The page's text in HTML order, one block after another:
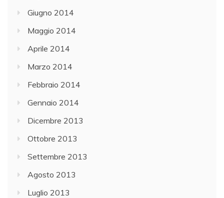
Giugno 2014
Maggio 2014
Aprile 2014
Marzo 2014
Febbraio 2014
Gennaio 2014
Dicembre 2013
Ottobre 2013
Settembre 2013
Agosto 2013
Luglio 2013